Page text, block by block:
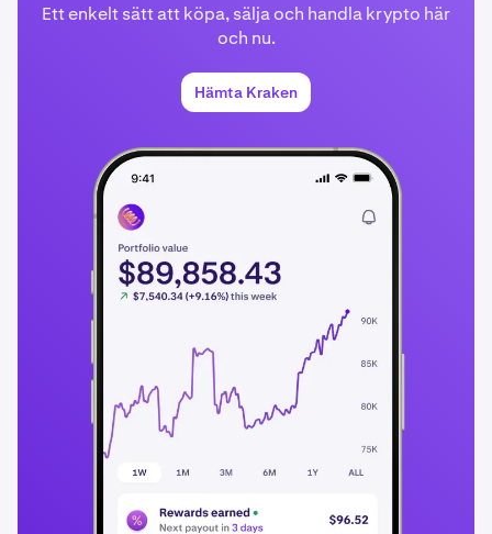
Ett enkelt sätt att köpa, sälja och handla krypto här
och nu.
Hämta Kraken